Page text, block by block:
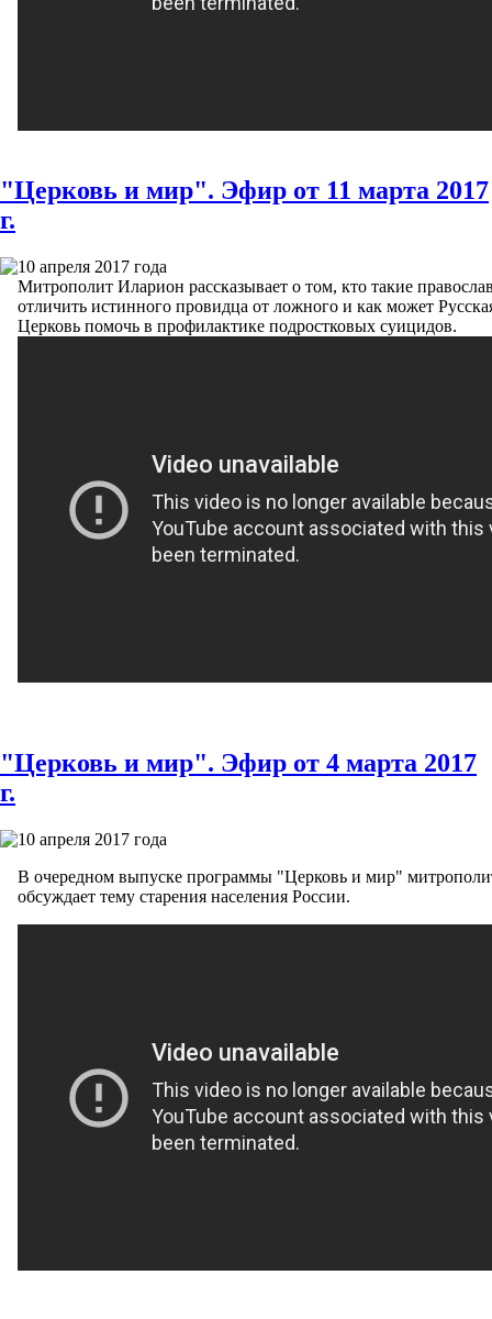
"Церковь и мир". Эфир от 11 марта 2017
г.
10 апреля 2017 года
Митрополит Иларион рассказывает о том, кто такие
отличить истинного провидца от ложного и как может
Церковь помочь в профилактике подростковых суицидов.
"Церковь и мир". Эфир от 4 марта 2017
г.
10 апреля 2017 года
В очередном выпуске программы "Церковь и мир"
обсуждает тему старения населения России.